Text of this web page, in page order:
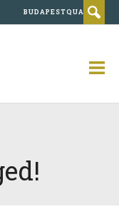
BUDAPESTQUAD